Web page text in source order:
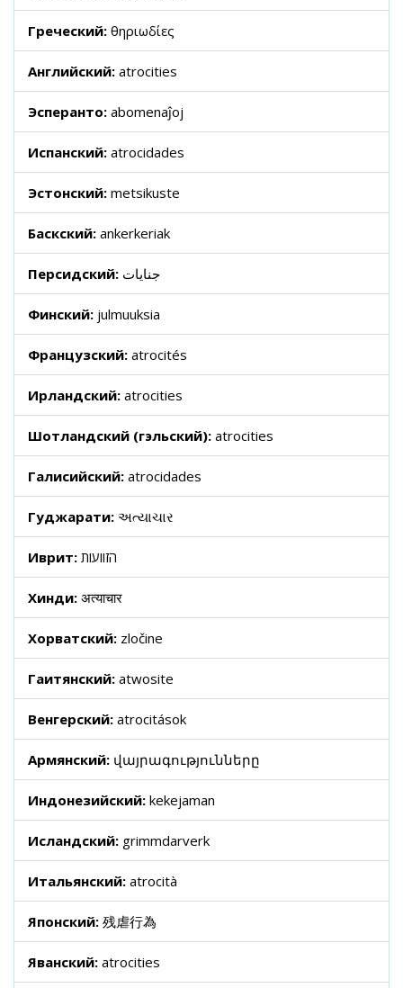
Греческий: θηριωδίες
Английский: atrocities
Эсперанто: abomenaĵoj
Испанский: atrocidades
Эстонский: metsikuste
Баскский: ankerkeriak
Персидский: جنایات
Финский: julmuuksia
Французский: atrocités
Ирландский: atrocities
Шотландский (гэльский): atrocities
Галисийский: atrocidades
Гуджарати: અત્યાચાર
Иврит: הזוועות
Хинди: अत्याचार
Хорватский: zločine
Гаитянский: atwosite
Венгерский: atrocitások
Армянский: վայրագությունները
Индонезийский: kekejaman
Исландский: grimmdarverk
Итальянский: atrocità
Японский: 残虐行為
Яванский: atrocities